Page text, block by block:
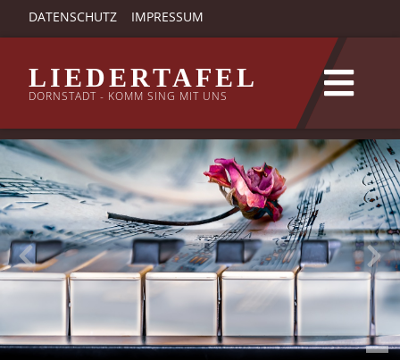
DATENSCHUTZ IMPRESSUM
LIEDERTAFEL
DORNSTADT - KOMM SING MIT UNS